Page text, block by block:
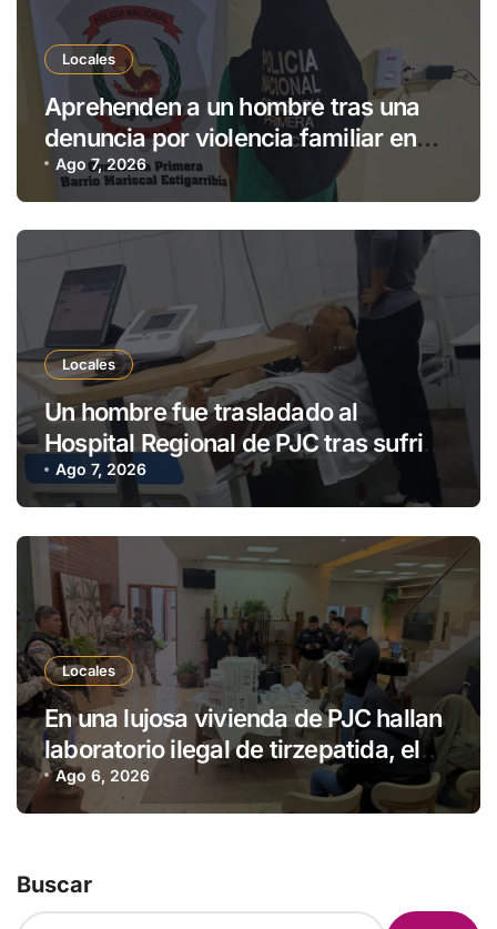
Locales
Aprehenden a un hombre tras una
denuncia por violencia familiar en
Pedro Juan Caballero
Ago 7, 2026
Locales
Un hombre fue trasladado al
Hospital Regional de PJC tras sufrir
una descarga eléctrica
Ago 7, 2026
Locales
En una lujosa vivienda de PJC hallan
laboratorio ilegal de tirzepatida, el
fármaco de moda para adelgazar
Ago 6, 2026
Buscar